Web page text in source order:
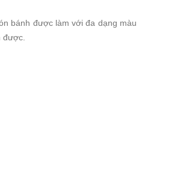
bánh được làm với đa dạng màu